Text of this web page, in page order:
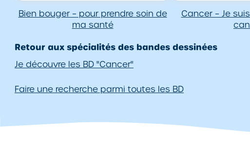
Bien bouger – pour prendre soin de
ma santé
Cancer – Je
Retour aux spécialités des bandes dessinées
Je découvre les BD "Cancer"
Faire une recherche parmi toutes les BD